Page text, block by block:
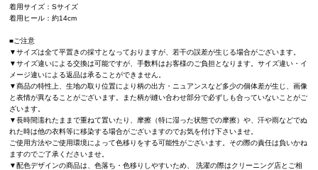
着用サイズ：Sサイズ
着用ヒール：約14cm
■ご注意
▼サイズは全て平置きの採寸となっておりますが、若干の誤差が生じる場合がございます。
▼サイズ違いによる交換は可能ですが、手数料はお客様のご負担となります。サイズ違い・イ
メージ違いによる返品は承ることができません。
▼商品の特性上、生地の取り位置により柄の出方・ニュアンスなど多少の個体差が生じ、画像
と表情が異なることがございます。また柄が縫い合わせ部分で必ずしも合っていないことがご
ざいます。
▼長時間濡れたままで重ねて置いたり、摩擦（特に湿った状態での摩擦）や、汗や雨などでぬ
れた時は他の衣料等に移染する場合がございますのでお気を付け下さいませ。
ご使用方法やご使用環境によって色移りをする可能性がございます。その際の責任は負いかね
ますのでご了承くださいませ。
▼配色デザインの商品は、色落ち・色移りしやすいため、 洗濯の際はクリーニング店とご相